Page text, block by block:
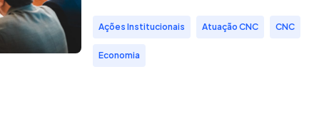
Ações Institucionais Atuação CNC CNC
Economia